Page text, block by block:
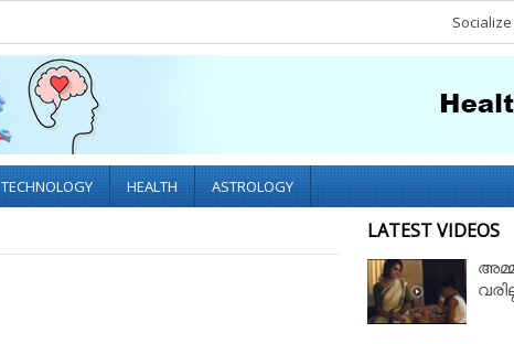
TECHNOLOGY HEALTH ASTROLOGY
LATEST VIDEOS